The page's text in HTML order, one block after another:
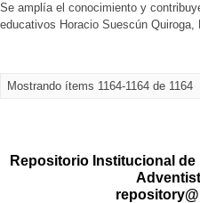
Se amplía el conocimiento y
educativos Horacio Suescún
Mostrando ítems 1164-1164 de 1164
Repositorio Institucional